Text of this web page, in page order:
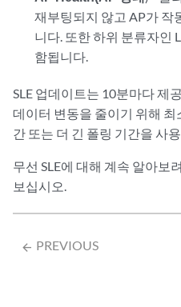
재부팅되지 않고 AP가 작
니다. 또한 하위 분류자인
함됩니다.
SLE 업데이트는 10분마다 제
데이터 변동을 줄이기 위해
간 또는 더 긴 폴링 기간을 사
무선 SLE에 대해 계속 알아보
보십시오.
arrow_backward PREVIOUS